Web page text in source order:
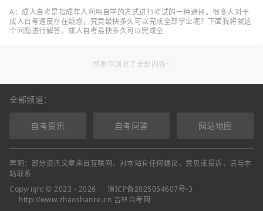
A：成人自考是指成年人利用自学的方式进行考试的一种途径。很多人对于
成人自考速度存在疑惑，究竟最快多久可以完成全部学业呢？下面我将就这
个问题进行解答。成人自考最快多久可以完成全
感谢你浏览了全部内容~
全部频道：
自考资讯 自考问答 网站地图
声明：部分资讯文章来自互联网，对本站有任何建议、意见或投诉，请与本
站联系
Copyright © 2023 - 2026
渝ICP备2025054607号-3
http://www.zhaoshance.cn 吉林自考网